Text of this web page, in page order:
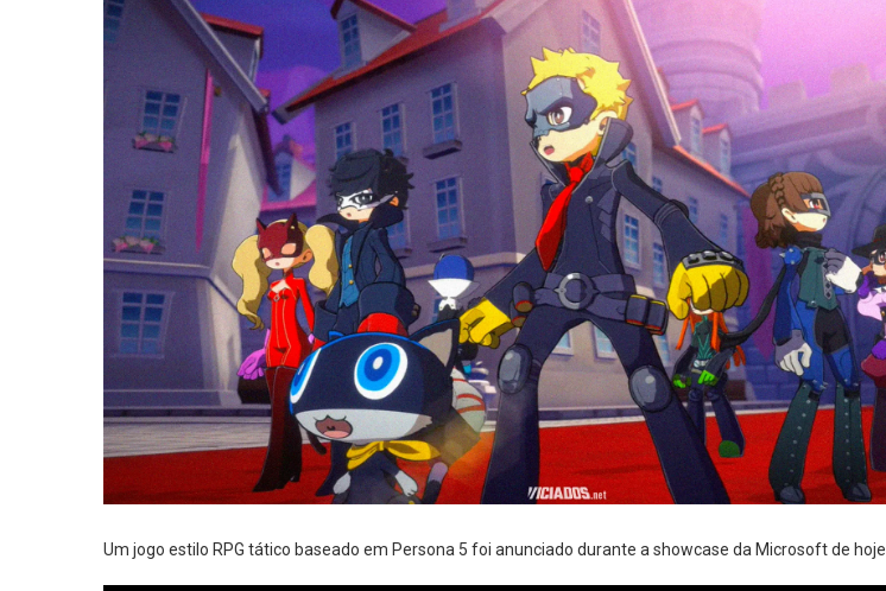
Um jogo estilo RPG tático baseado em Persona 5 foi anunciado durante a showcase da Microsoft de hoje.